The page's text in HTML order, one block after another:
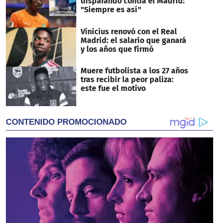
"Siempre es así"
Vinicius renovó con el Real
Madrid: el salario que ganará
y los años que firmó
Muere futbolista a los 27 años
tras recibir la peor paliza:
este fue el motivo